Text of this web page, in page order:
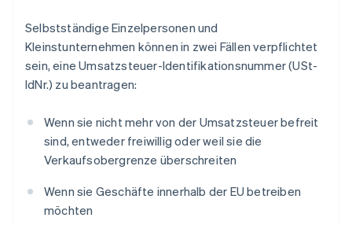
Selbstständige Einzelpersonen und
Kleinstunternehmen können in zwei Fällen verpflichtet
sein, eine Umsatzsteuer-Identifikationsnummer (USt-
IdNr.) zu beantragen:
Wenn sie nicht mehr von der Umsatzsteuer befreit
sind, entweder freiwillig oder weil sie die
Verkaufsobergrenze überschreiten
Wenn sie Geschäfte innerhalb der EU betreiben
möchten